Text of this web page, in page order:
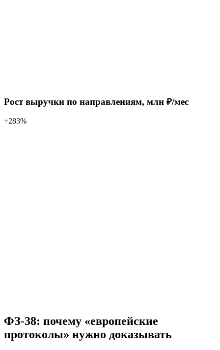
Рост выручки по направлениям, млн ₽/мес
+283%
ФЗ-38: почему «европейские
протоколы» нужно доказывать